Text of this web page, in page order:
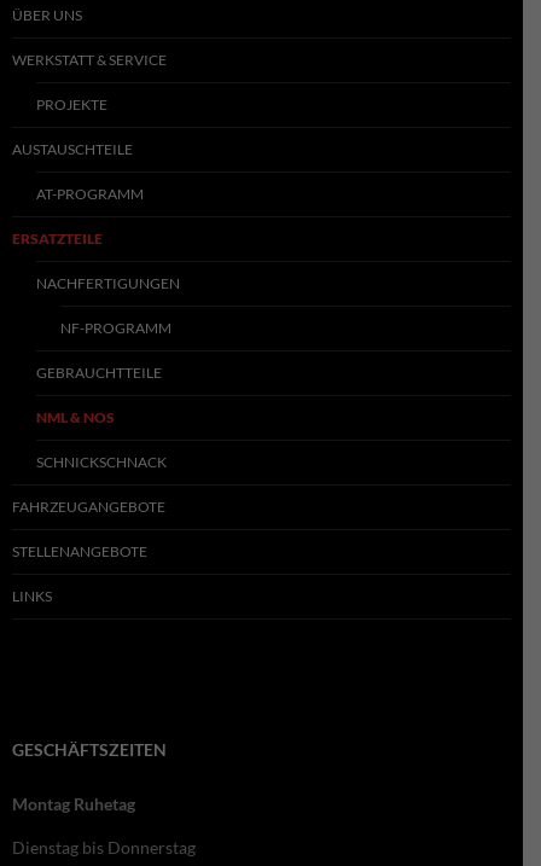
ÜBER UNS
WERKSTATT & SERVICE
PROJEKTE
AUSTAUSCHTEILE
AT-PROGRAMM
ERSATZTEILE
NACHFERTIGUNGEN
NF-PROGRAMM
GEBRAUCHTTEILE
NML & NOS
SCHNICKSCHNACK
FAHRZEUGANGEBOTE
STELLENANGEBOTE
LINKS
GESCHÄFTSZEITEN
Montag Ruhetag
Dienstag bis Donnerstag